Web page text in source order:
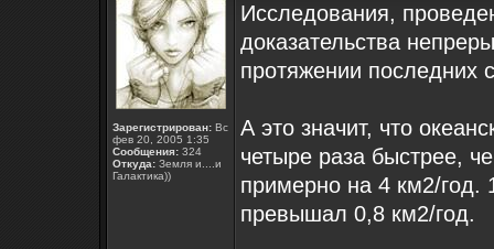
Зарегистрирован: Вс
фев 20, 2005 1:35
Сообщения: 324
Откуда: Земля и....и
Галактика))
Исследования,
доказательства
протяжении последних
А это значит, что
четыре раза быстрее,
примерно на 4 км2/год.
превышал 0,8 км2/год.